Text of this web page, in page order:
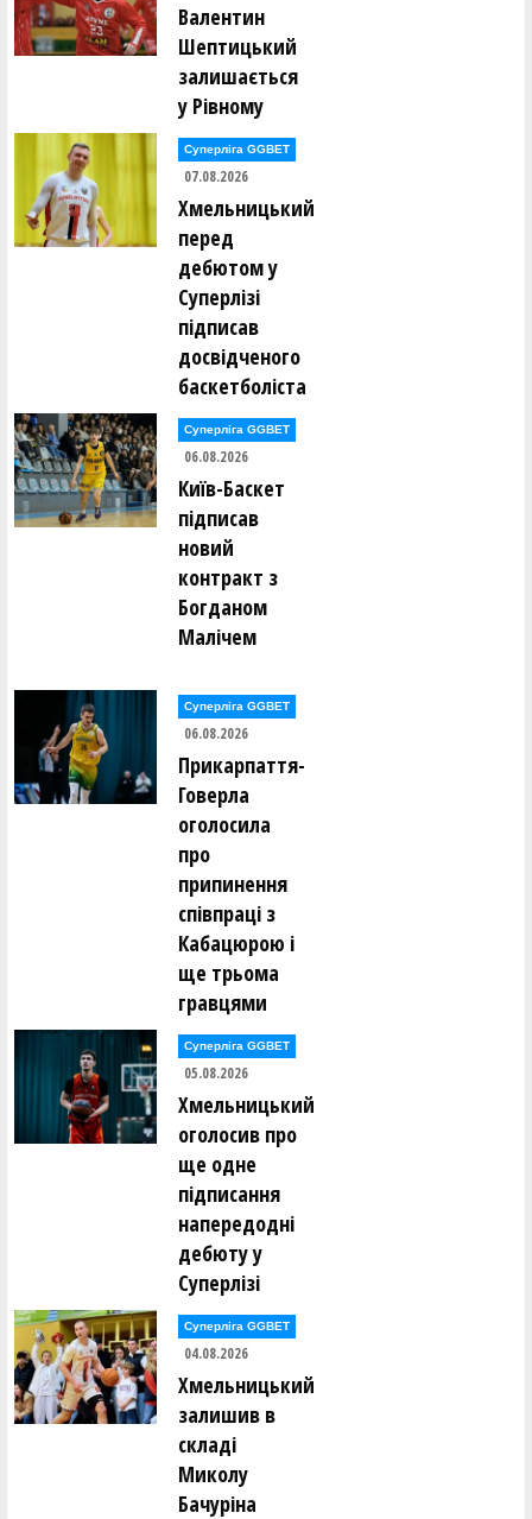
Валентин
Шептицький
залишається
у Рівному
Суперліга GGBET
07.08.2026
Хмельницький
перед
дебютом у
Суперлізі
підписав
досвідченого
баскетболіста
Суперліга GGBET
06.08.2026
Київ-Баскет
підписав
новий
контракт з
Богданом
Малічем
Суперліга GGBET
06.08.2026
Прикарпаття-
Говерла
оголосила
про
припинення
співпраці з
Кабацюрою і
ще трьома
гравцями
Суперліга GGBET
05.08.2026
Хмельницький
оголосив про
ще одне
підписання
напередодні
дебюту у
Суперлізі
Суперліга GGBET
04.08.2026
Хмельницький
залишив в
складі
Миколу
Бачуріна